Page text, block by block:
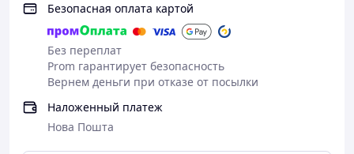
Безопасная оплата картой
Без переплат
Prom гарантирует безопасность
Вернем деньги при отказе от посылки
Наложенный платеж
Нова Пошта